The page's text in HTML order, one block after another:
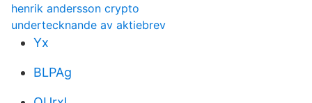
henrik andersson crypto
undertecknande av aktiebrev
Yx
BLPAg